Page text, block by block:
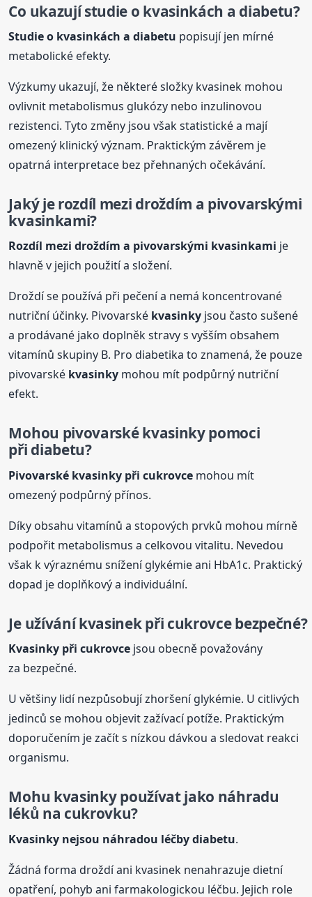
Co ukazují studie o kvasinkách a diabetu?
Studie o kvasinkách a diabetu popisují jen mírné
metabolické efekty.
Výzkumy ukazují, že některé složky kvasinek mohou
ovlivnit metabolismus glukózy nebo inzulinovou
rezistenci. Tyto změny jsou však statistické a mají
omezený klinický význam. Praktickým závěrem je
opatrná interpretace bez přehnaných očekávání.
Jaký je rozdíl mezi droždím a pivovarskými
kvasinkami?
Rozdíl mezi droždím a pivovarskými kvasinkami je
hlavně v jejich použití a složení.
Droždí se používá při pečení a nemá koncentrované
nutriční účinky. Pivovarské kvasinky jsou často sušené
a prodávané jako doplněk stravy s vyšším obsahem
vitamínů skupiny B. Pro diabetika to znamená, že pouze
pivovarské kvasinky mohou mít podpůrný nutriční
efekt.
Mohou pivovarskékvasinkypomoci
při diabetu?
Pivovarské kvasinky při cukrovce mohou mít
omezený podpůrný přínos.
Díky obsahu vitamínů a stopových prvků mohou mírně
podpořit metabolismus a celkovou vitalitu. Nevedou
však k výraznému snížení glykémie ani HbA1c. Praktický
dopad je doplňkový a individuální.
Je užívání kvasinek při cukrovce bezpečné?
Kvasinky při cukrovce jsou obecně považovány
za bezpečné.
U většiny lidí nezpůsobují zhoršení glykémie. U citlivých
jedinců se mohou objevit zažívací potíže. Praktickým
doporučením je začít s nízkou dávkou a sledovat reakci
organismu.
Mohu kvasinkypoužívat jako náhradu
léků na cukrovku?
Kvasinky nejsou náhradou léčby diabetu.
Žádná forma droždí ani kvasinek nenahrazuje dietní
opatření, pohyb ani farmakologickou léčbu. Jejich role